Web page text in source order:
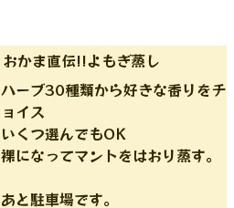
おかま直伝!!よもぎ蒸し
ハーブ30種類から好きな香りをチ
ョイス
いくつ選んでもOK
裸になってマントをはおり蒸す。
あと駐車場です。